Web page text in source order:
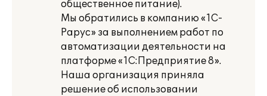
общественное питание).
Мы обратились в компанию «1С-
Рарус» за выполнением работ по
автоматизации деятельности на
платформе «1С:Предприятие 8».
Наша организация приняла
решение об использовании